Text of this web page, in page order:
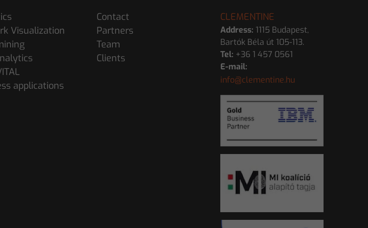
Visualization
applications
Contact
Partners
Team
Clients
CLEMENTINE
Address: 1115 Budapest,
Bartók Béla út 105-113.
Tel: +36 1 457 0561
E-mail:
info@clementine.hu